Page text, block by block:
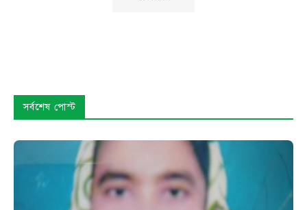
সর্বশেষ পোস্ট